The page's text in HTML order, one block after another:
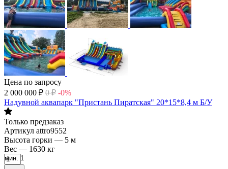
Цена по запросу
2 000 000 ₽ 0 ₽ -0%
Надувной аквапарк "Пристань Пиратская" 20*15*8,4 м Б/У
Только предзаказ
Артикул attro9552
Высота горки — 5 м
Вес — 1630 кг
мин. 1